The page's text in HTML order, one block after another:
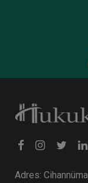
Türkiye’de
Adres: